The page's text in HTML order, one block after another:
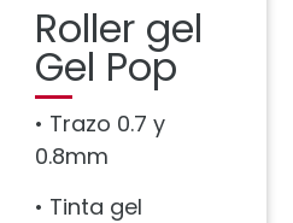
Roller gel
Gel Pop
• Trazo 0.7 y
0.8mm
• Tinta gel